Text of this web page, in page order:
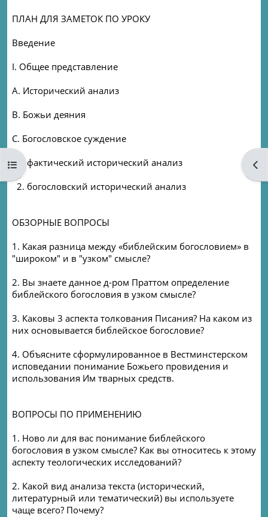
Открыть оглавление курса
ПЛАН ДЛЯ ЗАМЕТОК ПО УРОКУ
Введение
I. Oбщее представление
A. Исторический анализ
B. Божьи деяния
C. Богословское суждение
1. фактический исторический анализ
2. богословский исторический анализ
ОБЗОРНЫЕ ВОПРОСЫ
1. Какая разница между «библейским богословием» в
"широком" и в "узком" смысле?
2. Вы знаете данное д-ром Праттом определение
библейского богословия в узком смысле?
3. Каковы 3 аспекта толкования Писания? На каком из
них основывается библейское богословие?
4. Объясните сформулированное в Вестминстерском
исповедании понимание Божьего провидения и
использования Им тварных средств.
ВОПРОСЫ ПО ПРИМЕНЕНИЮ
1. Ново ли для вас понимание библейского
богословия в узком смысле? Как вы относитесь к этому
аспекту теологических исследований?
2. Какой вид анализа текста (исторический,
литературный или тематический) вы используете
чаще всего? Почему?